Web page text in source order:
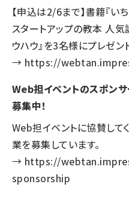
【申込は2/6まで】書籍『い
スタートアップの教本 人
ウハウ』を3名様にプレゼン
→ https://
Web担イベントのスポン
募集中！
Web担イベントに協賛して
業を募集しています。
→ https://
sponsorship